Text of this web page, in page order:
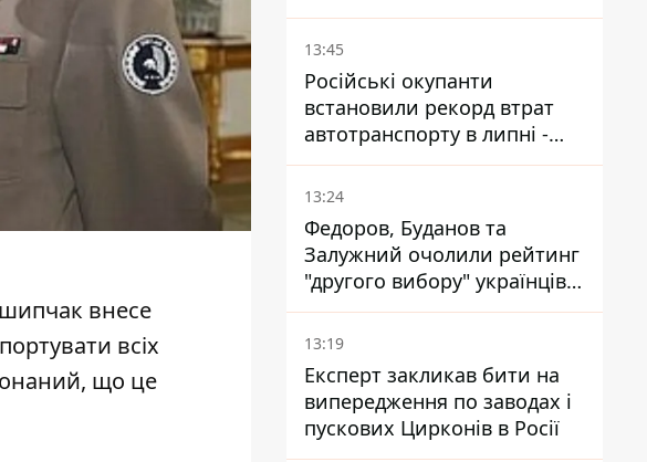
внесе
всіх
що це
призначення нової
гомельської бригади
13:45
Російські окупанти
встановили рекорд втрат
автотранспорту в липні -
майже 14 тисяч одиниць
13:24
Федоров, Буданов та
Залужний очолили рейтинг
"другого вибору" українців -
опитування показало
альтернативні симпатії
13:19
Експерт закликав бити на
випередження по заводах і
пускових Цирконів в Росії